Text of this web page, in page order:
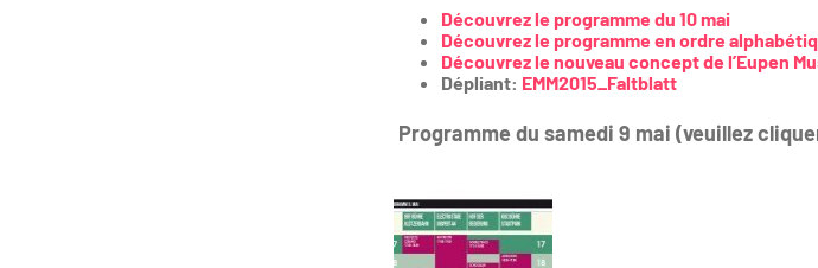
Découvrez le programme du 10 mai
Découvrez le programme en ordre
Découvrez le nouveau concept de l’Eupen
Dépliant: EMM2015_Faltblatt
Programme du samedi 9 mai (veuillez